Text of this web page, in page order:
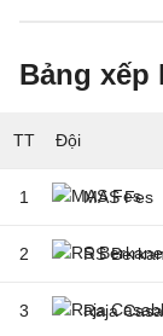
Bảng xếp
TT Đội
1 MAS Fes
2 RS
3 Raja